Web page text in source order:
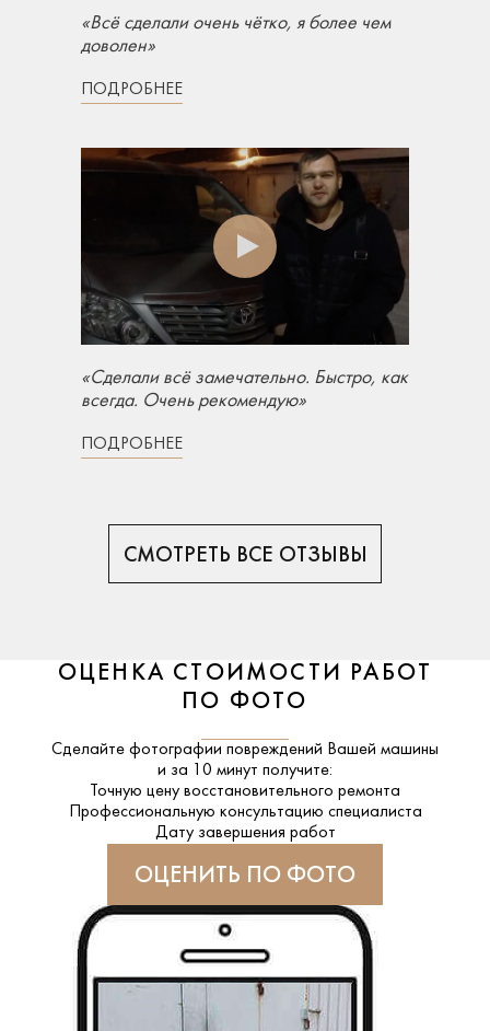
«Всё сделали очень чётко, я более чем
доволен»
ПОДРОБНЕЕ
«Сделали всё замечательно. Быстро, как
всегда. Очень рекомендую»
ПОДРОБНЕЕ
СМОТРЕТЬ ВСЕ ОТЗЫВЫ
ОЦЕНКА СТОИМОСТИ РАБОТ
ПО ФОТО
Сделайте фотографии повреждений Вашей машины
и за 10 минут получите:
Точную цену восстановительного ремонта
Профессиональную консультацию специалиста
Дату завершения работ
ОЦЕНИТЬ ПО ФОТО